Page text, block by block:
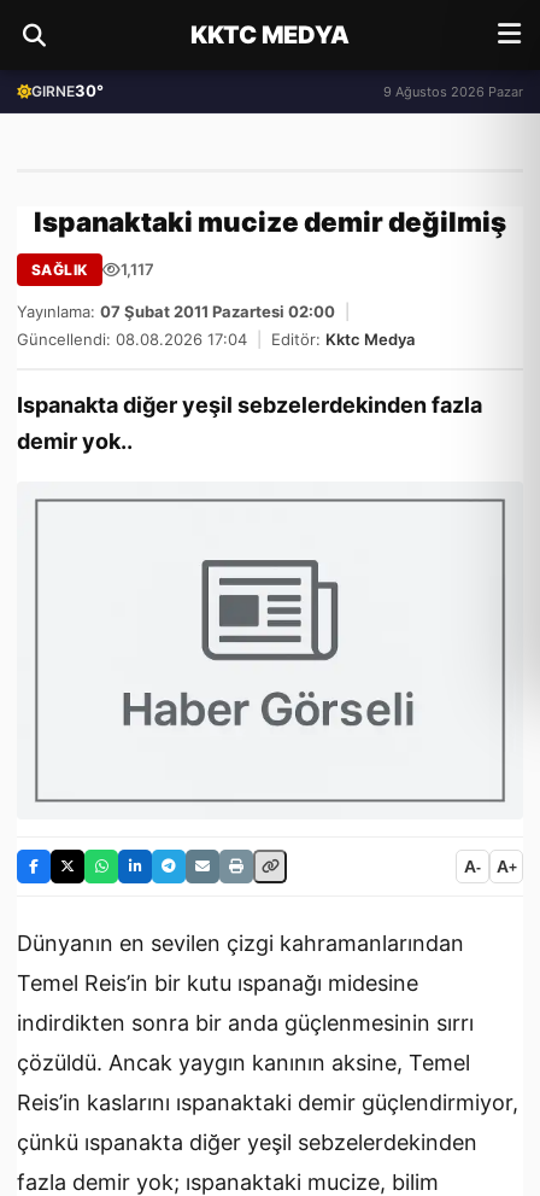
KKTC MEDYA
GIRNE30° 9 Ağustos 2026 Pazar
Ispanaktaki mucize demir değilmiş
SAĞLIK 1,117
Yayınlama: 07 Şubat 2011 Pazartesi 02:00
Güncellendi: 08.08.2026 17:04
Editör: Kktc Medya
Ispanakta diğer yeşil sebzelerdekinden fazla
demir yok..
A- A+
Dünyanın en sevilen çizgi kahramanlarından
Temel Reis’in bir kutu ıspanağı midesine
indirdikten sonra bir anda güçlenmesinin sırrı
çözüldü. Ancak yaygın kanının aksine, Temel
Reis’in kaslarını ıspanaktaki demir güçlendirmiyor,
çünkü ıspanakta diğer yeşil sebzelerdekinden
fazla demir yok; ıspanaktaki mucize, bilim